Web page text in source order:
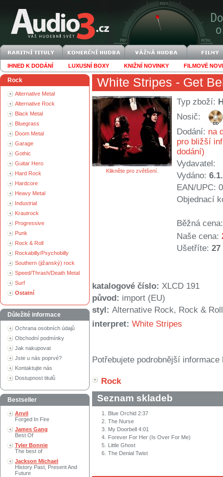
IHNED K DODÁNÍ LUXUSNÍ BOXY KNIŽNÍ NOVINKY FILMOVÉ
Rock
Alternative Metal
Alternative Rock
Black Metal
Bluegrass
Doom Metal
Garage
Gothic
Guitar Hero
Hard Rock
Hardcore
Heavy Metal
Industrial
Krautrock
Progressive
Punk
Rock & Roll
Rockabilly/Psychobilly
Southern (jižanský) rock
Speed/Thrash/Death Metal
Surf
Ostatní
Důležité informace
Ochrana osobních údajů
Obchodní podmínky
Jak nakupovat
Jste u nás poprvé?
Kontaktujte nás
Dostupnost titulů
Bestseller
Anvil
Forged In Fire
James Gang
Best Of
Tyler Bonnie
The best of
Jackson Michael
History Past, Present And
Future
White Stripes - Get
Klikněte pro zvětšení.
Typ zboží:
Nosič:
Dodání: na
pro bližší
dodání)
Vydavatel:
Vydáno:
EAN/UPC:
Objednací
Běžná cena:
Naše cena:
Ušetříte: 27
katalogové číslo: XLCD 191
původ: import (EU)
styl: Alternative Rock, Rock &
interpret: White Stripes
Potřebujete podrobnější
Rock
Seznam skladeb
1.
Blue Orchid 2:37
2. The Nurse
3.
My Doorbell 4:01
4.
Forever For Her (Is Over For Me)
5.
Little Ghost
6. The Denial Twist